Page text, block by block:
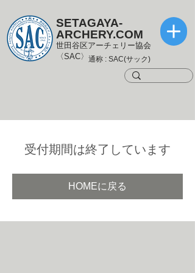
SETAGAYA-
ARCHERY.COM
世田谷区アーチェリー協会
〈SAC〉 通称 : SAC(サック)
受付期間は終了しています
HOMEに戻る